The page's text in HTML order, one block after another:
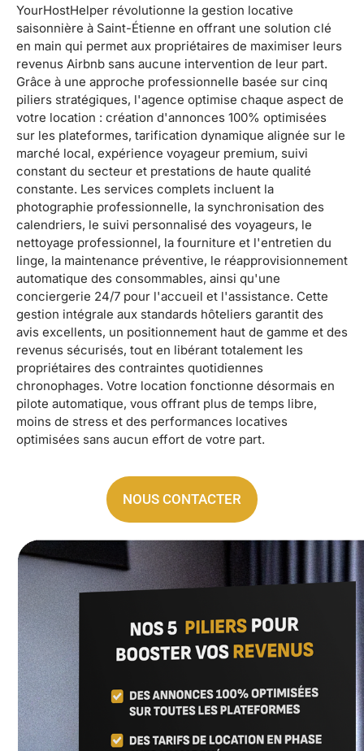
YourHostHelper révolutionne la gestion locative
saisonnière à Saint-Étienne en offrant une solution clé
en main qui permet aux propriétaires de maximiser leurs
revenus Airbnb sans aucune intervention de leur part.
Grâce à une approche professionnelle basée sur cinq
piliers stratégiques, l'agence optimise chaque aspect de
votre location : création d'annonces 100% optimisées
sur les plateformes, tarification dynamique alignée sur le
marché local, expérience voyageur premium, suivi
constant du secteur et prestations de haute qualité
constante. Les services complets incluent la
photographie professionnelle, la synchronisation des
calendriers, le suivi personnalisé des voyageurs, le
nettoyage professionnel, la fourniture et l'entretien du
linge, la maintenance préventive, le réapprovisionnement
automatique des consommables, ainsi qu'une
conciergerie 24/7 pour l'accueil et l'assistance. Cette
gestion intégrale aux standards hôteliers garantit des
avis excellents, un positionnement haut de gamme et des
revenus sécurisés, tout en libérant totalement les
propriétaires des contraintes quotidiennes
chronophages. Votre location fonctionne désormais en
pilote automatique, vous offrant plus de temps libre,
moins de stress et des performances locatives
optimisées sans aucun effort de votre part.
NOUS CONTACTER